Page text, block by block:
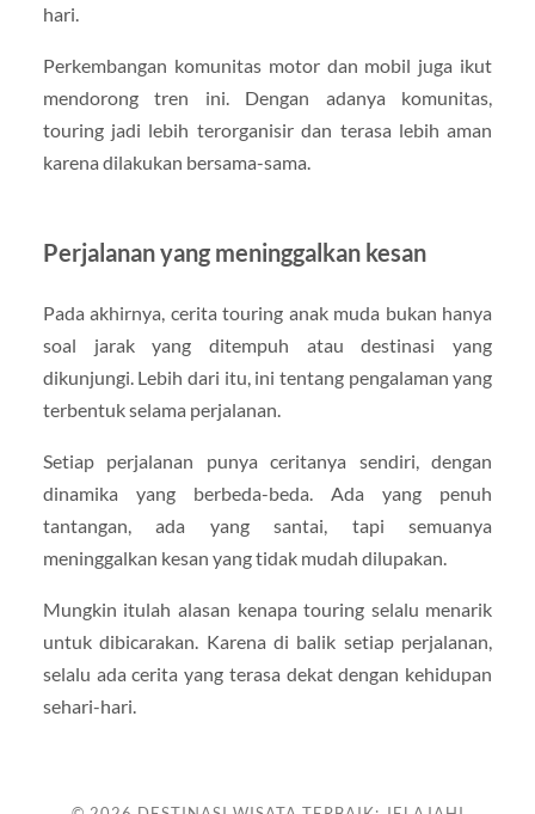
hari.
Perkembangan komunitas motor dan mobil juga ikut
mendorong tren ini. Dengan adanya komunitas,
touring jadi lebih terorganisir dan terasa lebih aman
karena dilakukan bersama-sama.
Perjalanan yang meninggalkan kesan
Pada akhirnya, cerita touring anak muda bukan hanya
soal jarak yang ditempuh atau destinasi yang
dikunjungi. Lebih dari itu, ini tentang pengalaman yang
terbentuk selama perjalanan.
Setiap perjalanan punya ceritanya sendiri, dengan
dinamika yang berbeda-beda. Ada yang penuh
tantangan, ada yang santai, tapi semuanya
meninggalkan kesan yang tidak mudah dilupakan.
Mungkin itulah alasan kenapa touring selalu menarik
untuk dibicarakan. Karena di balik setiap perjalanan,
selalu ada cerita yang terasa dekat dengan kehidupan
sehari-hari.